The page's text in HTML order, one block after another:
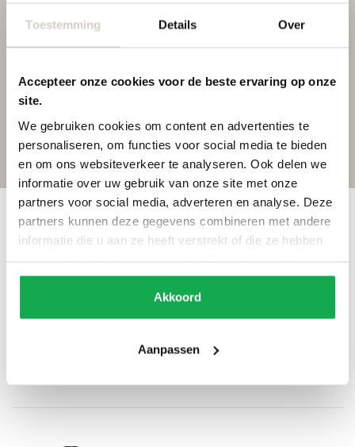
Toestemming Details Over
Accepteer onze cookies voor de beste ervaring op onze
site.
We gebruiken cookies om content en advertenties te
personaliseren, om functies voor social media te bieden
en om ons websiteverkeer te analyseren. Ook delen we
informatie over uw gebruik van onze site met onze
partners voor social media, adverteren en analyse. Deze
partners kunnen deze gegevens combineren met andere
informatie die u aan ze heeft verstrekt of die ze hebben
Akkoord
Aanpassen
Helmut is een meubelmaker
als eerste klaar om het tot
enthousiasme ontstaan de
mooiste meubelstukken,
en liefde voor massief
hout.
Wat klanten zeggen
/